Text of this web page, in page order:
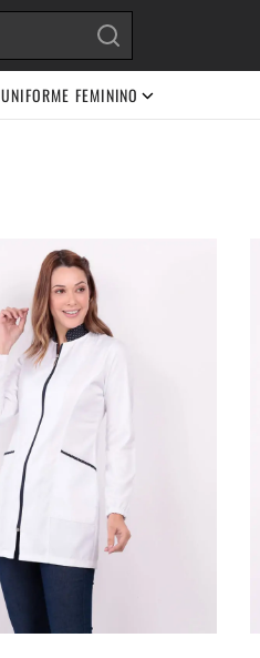
UNIFORME FEMININO